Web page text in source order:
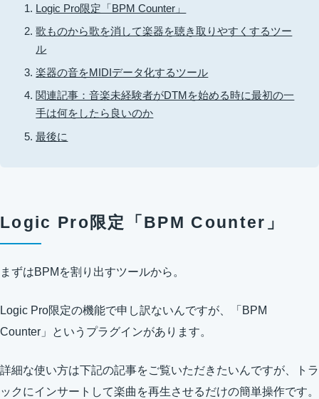
Logic Pro限定「BPM Counter」
歌ものから歌を消して楽器を聴き取りやすくするツー
ル
楽器の音をMIDIデータ化するツール
関連記事：音楽未経験者がDTMを始める時に最初の一
手は何をしたら良いのか
最後に
Logic Pro限定「BPM Counter」
まずはBPMを割り出すツールから。
Logic Pro限定の機能で申し訳ないんですが、「BPM
Counter」というプラグインがあります。
詳細な使い方は下記の記事をご覧いただきたいんですが、トラ
ックにインサートして楽曲を再生させるだけの簡単操作です。